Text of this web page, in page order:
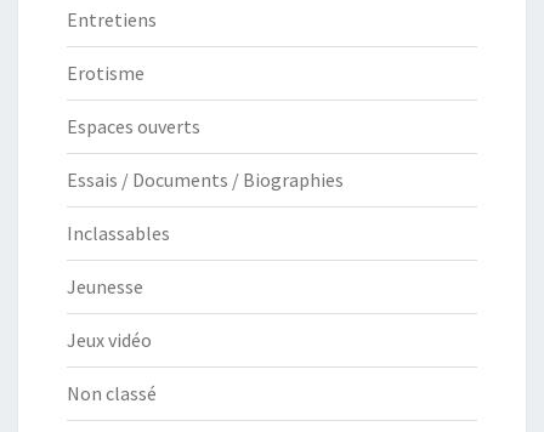
Entretiens
Erotisme
Espaces ouverts
Essais / Documents / Biographies
Inclassables
Jeunesse
Jeux vidéo
Non classé